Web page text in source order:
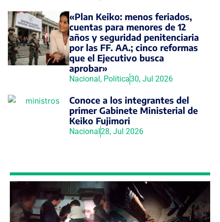
«Plan Keiko: menos feriados,
cuentas para menores de 12
años y seguridad penitenciaria
por las FF. AA.; cinco reformas
que el Ejecutivo busca
aprobar»
Nacional , Política30, Jul 2026
Conoce a los integrantes del
primer Gabinete Ministerial de
Keiko Fujimori
Nacional 28, Jul 2026